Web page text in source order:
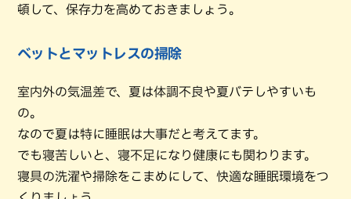
頓して、保存力を高めておきましょう。
ベットとマットレスの掃除
室内外の気温差で、夏は体調不良や夏バテしやすいも
の。
なので夏は特に睡眠は大事だと考えてます。
でも寝苦しいと、寝不足になり健康にも関わります。
寝具の洗濯や掃除をこまめにして、快適な睡眠環境をつ